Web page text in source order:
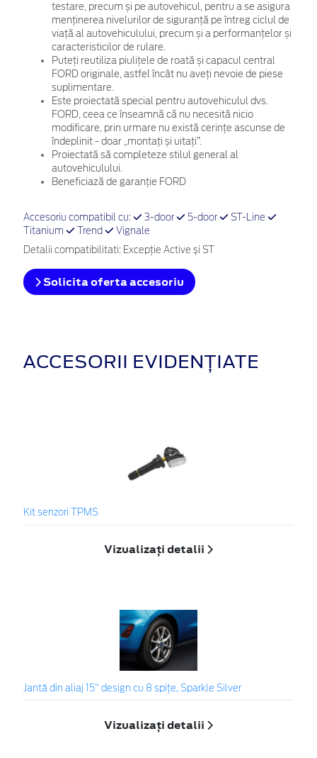
testare, precum și pe autovehicul, pentru a se asigura
menținerea nivelurilor de siguranță pe întreg ciclul de
viață al autovehiculului, precum și a performanțelor și
caracteristicilor de rulare.
Puteți reutiliza piulițele de roată și capacul central
FORD originale, astfel încât nu aveți nevoie de piese
suplimentare.
Este proiectată special pentru autovehiculul dvs.
FORD, ceea ce înseamnă că nu necesită nicio
modificare, prin urmare nu există cerințe ascunse de
îndeplinit - doar „montați și uitați”.
Proiectată să completeze stilul general al
autovehiculului.
Beneficiază de garanție FORD
Accesoriu compatibil cu: 3-door 5-door
ST-Line
Titanium
Trend Vignale
Detalii compatibilitati: Excepție Active și ST
Solicita oferta accesoriu
ACCESORII EVIDENȚIATE
Kit senzori TPMS
Vizualizați detalii
Jantă din aliaj 15" design cu 8 spițe, Sparkle Silver
Vizualizați detalii